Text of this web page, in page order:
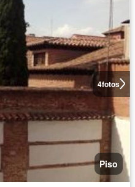
4fotos
Piso